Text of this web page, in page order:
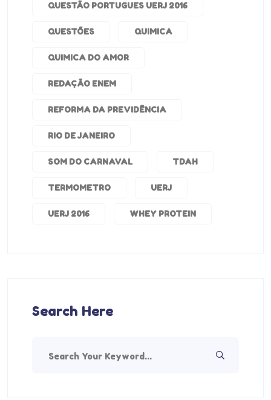
QUESTÃO PORTUGUES UERJ 2016
QUESTÕES QUIMICA
QUIMICA DO AMOR
REDAÇÃO ENEM
REFORMA DA PREVIDÊNCIA
RIO DE JANEIRO
SOM DO CARNAVAL TDAH
TERMOMETRO UERJ
UERJ 2016 WHEY PROTEIN
Search Here